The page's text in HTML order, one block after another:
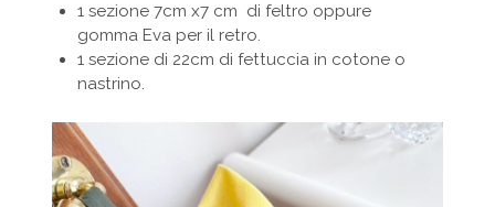
1 sezione 7cm x7 cm di feltro oppure
gomma Eva per il retro.
1 sezione di 22cm di fettuccia in cotone o
nastrino.